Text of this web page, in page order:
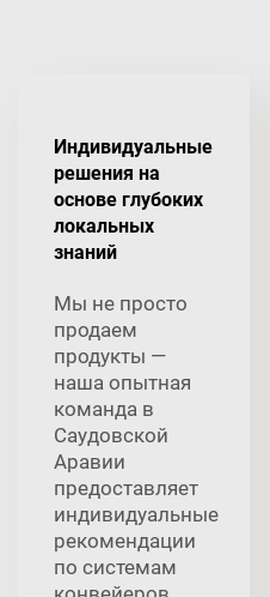
Индивидуальные
решения на
основе глубоких
локальных
знаний
Мы не просто
продаем
продукты —
наша опытная
команда в
Саудовской
Аравии
предоставляет
индивидуальные
рекомендации
по системам